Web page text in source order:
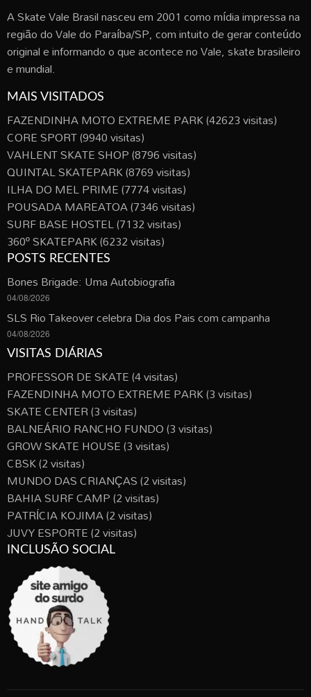
A Skate Vale Brasil nasceu em 2001 como mídia impressa na
região do Vale do Paraíba/SP, com intuito de gerar conteúdo
original e informando o que acontece no Vale, skate brasileiro
e mundial.
MAIS VISITADOS
FAZENDINHA MOTO EXTREME PARK(42623 visitas)
CORE SPORT(9940 visitas)
VAHLENT SKATE SHOP(8796 visitas)
QUINTAL SKATEPARK(8769 visitas)
ILHA DO MEL PRIME(7774 visitas)
POUSADA MAREATOA(7346 visitas)
SURF BASE HOSTEL(7132 visitas)
360º SKATEPARK(6232 visitas)
POSTS RECENTES
Bones Brigade: Uma Autobiografia
04/08/2026
SLS Rio Takeover celebra Dia dos Pais com campanha
04/08/2026
VISITAS DIÁRIAS
PROFESSOR DE SKATE(4 visitas)
FAZENDINHA MOTO EXTREME PARK(3 visitas)
SKATE CENTER(3 visitas)
BALNEÁRIO RANCHO FUNDO(3 visitas)
GROW SKATE HOUSE(3 visitas)
CBSK(2 visitas)
MUNDO DAS CRIANÇAS(2 visitas)
BAHIA SURF CAMP(2 visitas)
PATRÍCIA KOJIMA(2 visitas)
JUVY ESPORTE(2 visitas)
INCLUSÃO SOCIAL